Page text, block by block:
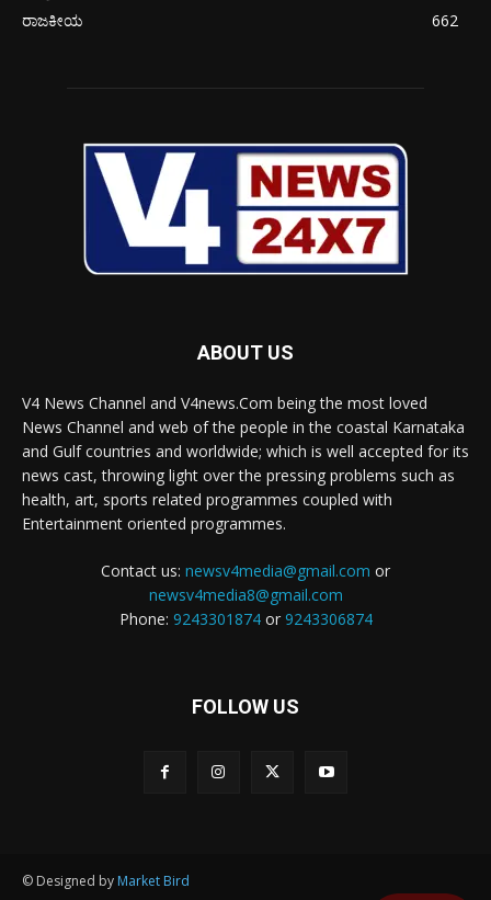
ರಾಜಕೀಯ
662
ABOUT US
V4 News Channel and V4news.Com being the most loved
News Channel and web of the people in the coastal Karnataka
and Gulf countries and worldwide; which is well accepted for its
news cast, throwing light over the pressing problems such as
health, art, sports related programmes coupled with
Entertainment oriented programmes.
Contact us: newsv4media@gmail.com or
newsv4media8@gmail.com
Phone: 9243301874or 9243306874
FOLLOW US
© Designed by Market Bird